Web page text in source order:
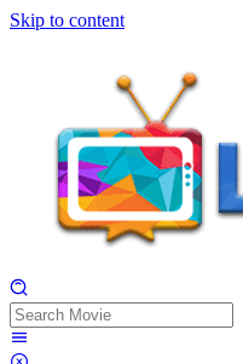
Skip to content